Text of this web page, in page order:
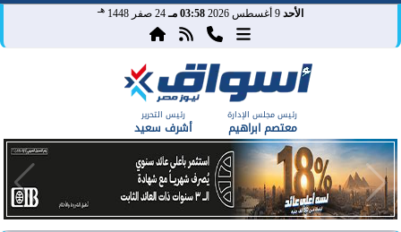
الأحد 03:58 مـ 24 صفر 1448 هـ
رئيس مجلس الإدارة
معتصم ابراهيم
رئيس التحرير
أشرف سعيد